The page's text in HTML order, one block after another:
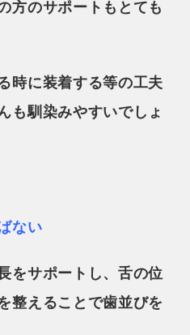
方のサポートもとても
時に装着する等の工夫
も馴染みやすいでしょ
ない
をサポートし、舌の位
整えることで歯並びを